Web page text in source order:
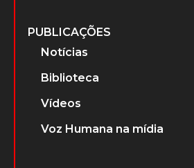
PUBLICAÇÕES
Notícias
Biblioteca
Vídeos
Voz Humana na mídia